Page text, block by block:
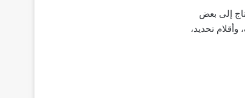
إلى بعض
إلى 3 لفات من ورق التغليف، وأقلام تحديد،